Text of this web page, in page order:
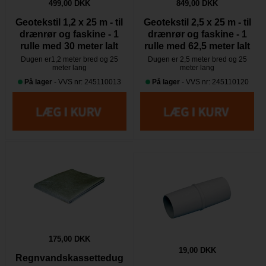
499,00 DKK
Geotekstil 1,2 x 25 m - til
drænrør og faskine - 1
rulle med 30 meter Ialt
Dugen er1,2 meter bred og 25
meter lang
På lager - VVS nr: 245110013
849,00 DKK
Geotekstil 2,5 x 25 m - til
drænrør og faskine - 1
rulle med 62,5 meter Ialt
Dugen er 2,5 meter bred og 25
meter lang
På lager - VVS nr: 245110120
175,00 DKK
Regnvandskassettedug
19,00 DKK